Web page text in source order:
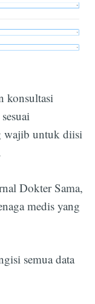
konsultasi
wajib untuk diisi
Dokter Sama,
medis yang
semua data